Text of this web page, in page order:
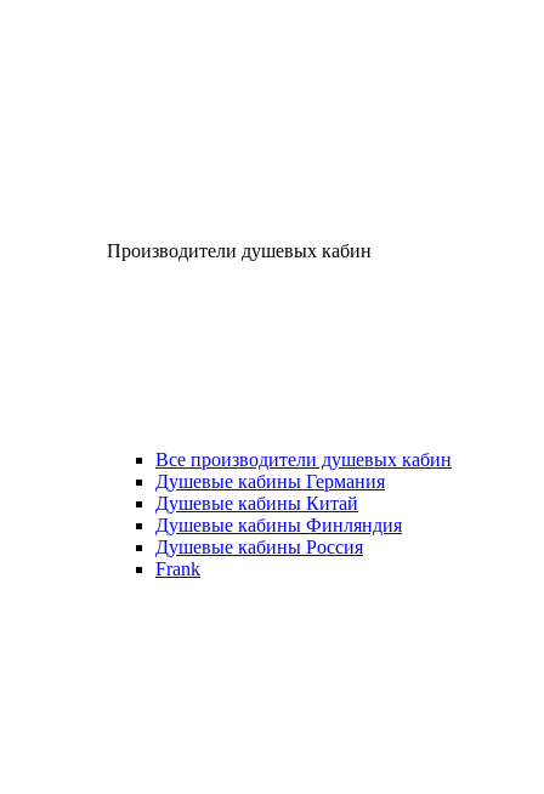
Производители душевых кабин
Все производители душевых кабин
Душевые кабины Германия
Душевые кабины Китай
Душевые кабины Финляндия
Душевые кабины Россия
Frank